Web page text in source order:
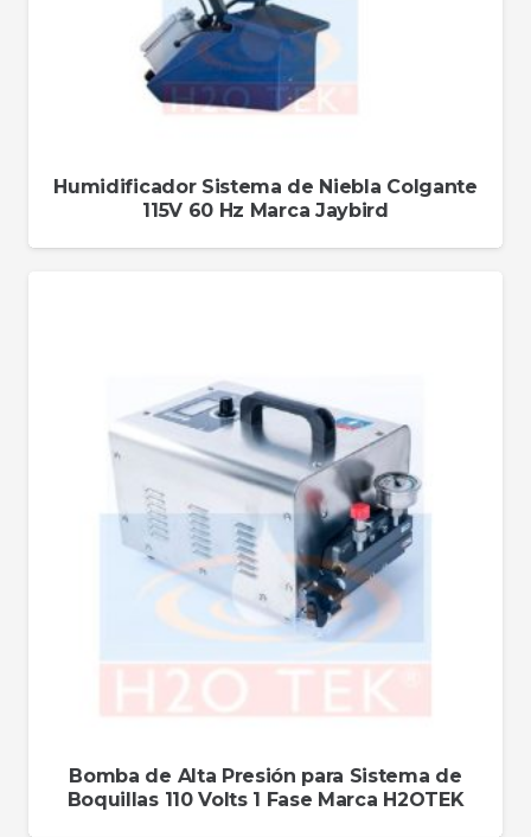
Humidificador Sistema de Niebla Colgante
115V 60 Hz Marca Jaybird
Bomba de Alta Presión para Sistema de
Boquillas 110 Volts 1 Fase Marca H2OTEK